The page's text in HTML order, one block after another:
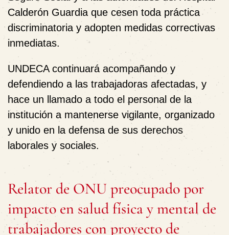
Calderón Guardia que cesen toda práctica
discriminatoria y adopten medidas correctivas
inmediatas.
UNDECA continuará acompañando y
defendiendo a las trabajadoras afectadas, y
hace un llamado a todo el personal de la
institución a mantenerse vigilante, organizado
y unido en la defensa de sus derechos
laborales y sociales.
Relator de ONU preocupado por
impacto en salud física y mental de
trabajadores con proyecto de